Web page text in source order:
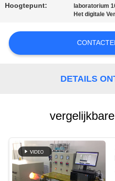
EEN
OFFERTE
SITEMAP
PRIVACY
Hoogtepunt: laboratorium
Het digitale
DETAILS